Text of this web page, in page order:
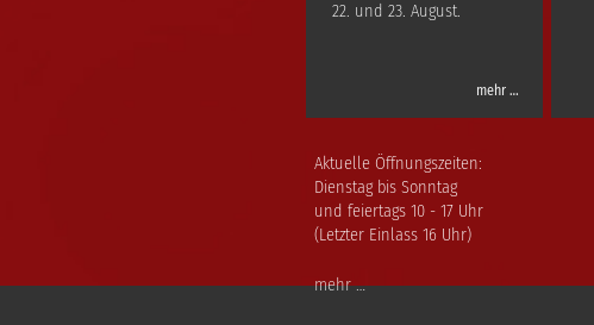
22. und 23. August.
mehr …
Aktuelle Öffnungszeiten:
Dienstag bis Sonntag
und feiertags 10 - 17 Uhr
(Letzter Einlass 16 Uhr)
mehr …